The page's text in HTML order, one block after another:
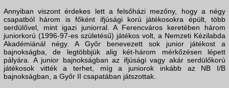
Annyiban viszont érdekes lett a felsőházi mezőny, hogy a négy
csapatból három is főként ifjúsági korú játékosokra épült, több
serdülővel, mint igazi juniorral. A Ferencváros keretében három
juniorkorú (1996-97-es születésű) játékos volt, a Nemzeti Kézilabda
Akadémiánál négy. A Győr benevezett sok junior játékost a
bajnokságba, de legtöbbjük alig két-három mérkőzésen lépett
pályára. A junior bajnokságban az ifjúsági vagy akár serdülőkorú
játékosok vitték a terhet, míg a juniorok inkább az NB I/B
bajnokságban, a Győr II csapatában játszottak.